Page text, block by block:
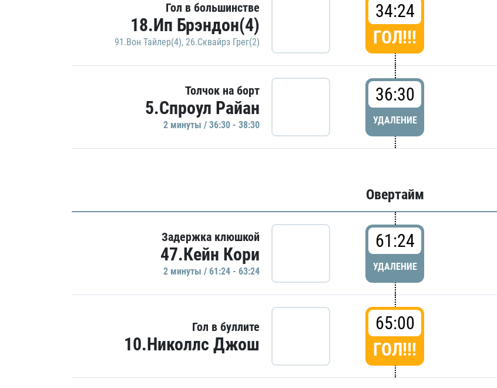
Гол в большинстве
18.Ип Брэндон(4)
91.Вон Тайлер(4), 26.Сквайрз Грег(2)
34:24
ГОЛ!!!
Толчок на борт
5.Спроул Райан
2 минуты / 36:30 - 38:30
36:30
УДАЛЕНИЕ
Овертайм
Задержка клюшкой
47.Кейн Кори
2 минуты / 61:24 - 63:24
61:24
УДАЛЕНИЕ
Гол в буллите
10.Николлс Джош
65:00
ГОЛ!!!